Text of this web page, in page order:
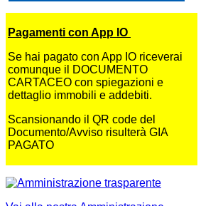
Pagamenti con App IO
Se hai pagato con App IO riceverai
comunque il DOCUMENTO
CARTACEO con spiegazioni e
dettaglio immobili e addebiti.
Scansionando il QR code del
Documento/Avviso risulterà GIA
PAGATO